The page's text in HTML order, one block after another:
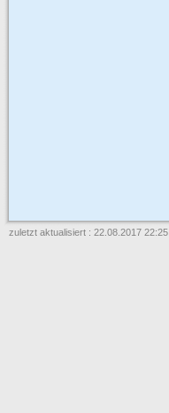
zuletzt aktualisiert : 22.08.2017 22:25